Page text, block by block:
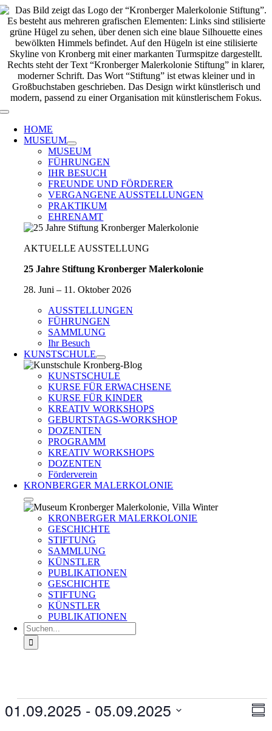
Zum
Inhalt
springen
Toggle
Navigation
HOME
MUSEUM
MUSEUM
FÜHRUNGEN
IHR BESUCH
FREUNDE UND FÖRDERER
VERGANGENE AUSSTELLUNGEN
PRAKTIKUM
EHRENAMT
AKTUELLE AUSSTELLUNG
25 Jahre Stiftung Kronberger Malerkolonie
28. Juni – 11. Oktober 2026
AUSSTELLUNGEN
FÜHRUNGEN
SAMMLUNG
Ihr Besuch
KUNSTSCHULE
KUNSTSCHULE
KURSE FÜR ERWACHSENE
KURSE FÜR KINDER
KREATIV WORKSHOPS
GEBURTSTAGS-WORKSHOP
DOZENTEN
PROGRAMM
KREATIV WORKSHOPS
DOZENTEN
Förderverein
KRONBERGER MALERKOLONIE
KRONBERGER MALERKOLONIE
GESCHICHTE
STIFTUNG
SAMMLUNG
KÜNSTLER
PUBLIKATIONEN
GESCHICHTE
STIFTUNG
KÜNSTLER
PUBLIKATIONEN
Suche
nach:
Veranstaltungen
01.09.2025 - 05.09.2025